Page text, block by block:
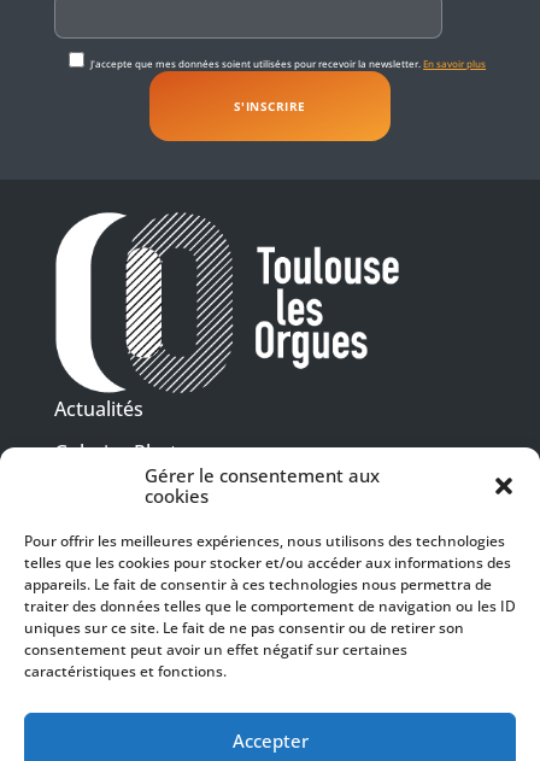
Gérer le consentement aux
cookies
Pour offrir les meilleures expériences, nous utilisons des technologies
telles que les cookies pour stocker et/ou accéder aux informations des
appareils. Le fait de consentir à ces technologies nous permettra de
traiter des données telles que le comportement de navigation ou les ID
uniques sur ce site. Le fait de ne pas consentir ou de retirer son
consentement peut avoir un effet négatif sur certaines
caractéristiques et fonctions.
Accepter
J'accepte que mes données soient utilisées pour recevoir la newsletter.En savoir plus
Actualités
Galeries Photos
Vidéothèque
Presse
Programme PDF
Billetterie
Recrutement
Mentions légales
SUIVEZ-NOUS